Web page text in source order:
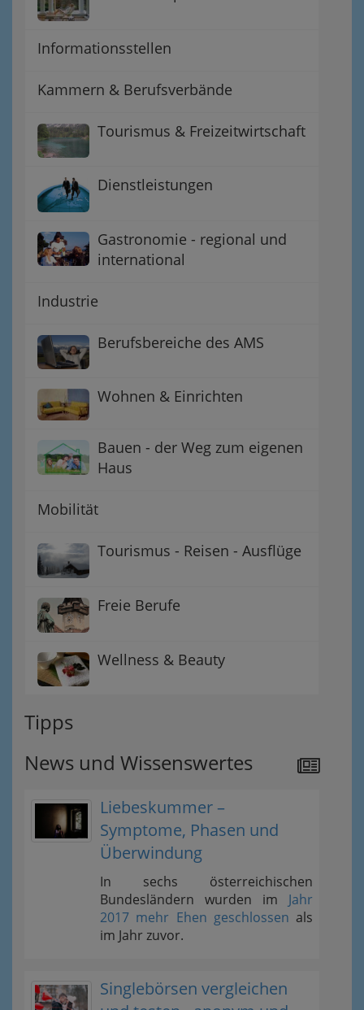
Informationsstellen
Kammern & Berufsverbände
Tourismus & Freizeitwirtschaft
Dienstleistungen
Gastronomie - regional und
international
Industrie
Berufsbereiche des AMS
Wohnen & Einrichten
Bauen - der Weg zum eigenen
Haus
Mobilität
Tourismus - Reisen - Ausflüge
Freie Berufe
Wellness & Beauty
Tipps
News und Wissenswertes
Liebeskummer –
Symptome, Phasen und
Überwindung
In sechs österreichischen
Bundesländern wurden im Jahr
2017 mehr Ehen geschlossen als
im Jahr zuvor.
Singlebörsen vergleichen